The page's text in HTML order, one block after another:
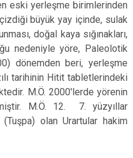
eski yerleşme birimlerinden
büyük yay içinde, sulak
doğal kaya sığınakları,
nedeniyle yöre, Paleolotik
dönemden beri, yerleşme
tarihinin Hitit tabletlerindeki
M.Ö. 2000'lerde yörenin
M.Ö. 12. 7. yüzyıllar
olan Urartular hakim